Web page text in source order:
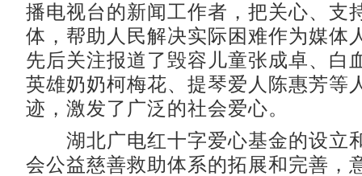
播电视台的新闻工作者，把关心、支
体，帮助人民解决实际困难作为媒体
先后关注报道了毁容儿童张成卓、白
英雄奶奶柯梅花、提琴爱人陈惠芳等
迹，激发了广泛的社会爱心。
湖北广电红十字爱心基金的设立
会公益慈善救助体系的拓展和完善，